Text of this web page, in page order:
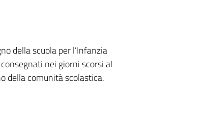
della scuola per l’Infanzia
nei giorni scorsi al
della comunità scolastica.